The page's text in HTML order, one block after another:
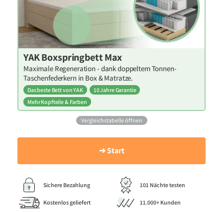
YAK Boxspringbett Max
Maximale Regeneration - dank doppeltem Tonnen-
Taschenfederkern in Box & Matratze.
Das beste Bett von YAK
10 Jahre Garantie
Mehr Kopfteile & Farben
Vergleichstabelle öffnen
➔ Start
Sichere Bezahlung 101 Nächte testen
Kostenlos geliefert 11.000+ Kunden